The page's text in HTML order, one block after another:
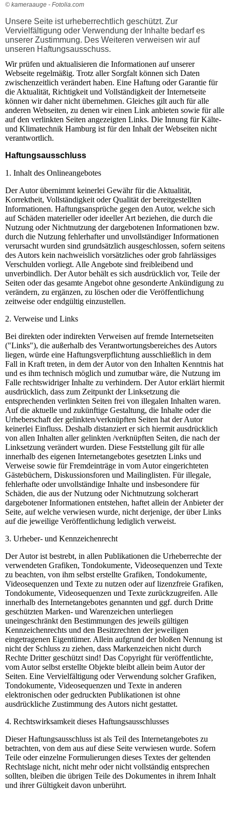
© kameraauge - Fotolia.com
Unsere Seite ist urheberrechtlich geschützt. Zur
Vervielfältigung oder Verwendung der Inhalte bedarf es
unserer Zustimmung. Des Weiteren verweisen wir auf
unseren Haftungsausschuss.
Wir prüfen und aktualisieren die Informationen auf unserer
Webseite regelmäßig. Trotz aller Sorgfalt können sich Daten
zwischenzeitlich verändert haben. Eine Haftung oder Garantie für
die Aktualität, Richtigkeit und Vollständigkeit der Internetseite
können wir daher nicht übernehmen. Gleiches gilt auch für alle
anderen Webseiten, zu denen wir einen Link anbieten sowie für alle
auf den verlinkten Seiten angezeigten Links. Die Innung für Kälte-
und Klimatechnik Hamburg ist für den Inhalt der Webseiten nicht
verantwortlich.
Haftungsausschluss
1. Inhalt des Onlineangebotes
Der Autor übernimmt keinerlei Gewähr für die Aktualität,
Korrektheit, Vollständigkeit oder Qualität der bereitgestellten
Informationen. Haftungsansprüche gegen den Autor, welche sich
auf Schäden materieller oder ideeller Art beziehen, die durch die
Nutzung oder Nichtnutzung der dargebotenen Informationen bzw.
durch die Nutzung fehlerhafter und unvollständiger Informationen
verursacht wurden sind grundsätzlich ausgeschlossen, sofern seitens
des Autors kein nachweislich vorsätzliches oder grob fahrlässiges
Verschulden vorliegt. Alle Angebote sind freibleibend und
unverbindlich. Der Autor behält es sich ausdrücklich vor, Teile der
Seiten oder das gesamte Angebot ohne gesonderte Ankündigung zu
verändern, zu ergänzen, zu löschen oder die Veröffentlichung
zeitweise oder endgültig einzustellen.
2. Verweise und Links
Bei direkten oder indirekten Verweisen auf fremde Internetseiten
("Links"), die außerhalb des Verantwortungsbereiches des Autors
liegen, würde eine Haftungsverpflichtung ausschließlich in dem
Fall in Kraft treten, in dem der Autor von den Inhalten Kenntnis hat
und es ihm technisch möglich und zumutbar wäre, die Nutzung im
Falle rechtswidriger Inhalte zu verhindern. Der Autor erklärt hiermit
ausdrücklich, dass zum Zeitpunkt der Linksetzung die
entsprechenden verlinkten Seiten frei von illegalen Inhalten waren.
Auf die aktuelle und zukünftige Gestaltung, die Inhalte oder die
Urheberschaft der gelinkten/verknüpften Seiten hat der Autor
keinerlei Einfluss. Deshalb distanziert er sich hiermit ausdrücklich
von allen Inhalten aller gelinkten /verknüpften Seiten, die nach der
Linksetzung verändert wurden. Diese Feststellung gilt für alle
innerhalb des eigenen Internetangebotes gesetzten Links und
Verweise sowie für Fremdeinträge in vom Autor eingerichteten
Gästebüchern, Diskussionsforen und Mailinglisten. Für illegale,
fehlerhafte oder unvollständige Inhalte und insbesondere für
Schäden, die aus der Nutzung oder Nichtnutzung solcherart
dargebotener Informationen entstehen, haftet allein der Anbieter der
Seite, auf welche verwiesen wurde, nicht derjenige, der über Links
auf die jeweilige Veröffentlichung lediglich verweist.
3. Urheber- und Kennzeichenrecht
Der Autor ist bestrebt, in allen Publikationen die Urheberrechte der
verwendeten Grafiken, Tondokumente, Videosequenzen und Texte
zu beachten, von ihm selbst erstellte Grafiken, Tondokumente,
Videosequenzen und Texte zu nutzen oder auf lizenzfreie Grafiken,
Tondokumente, Videosequenzen und Texte zurückzugreifen. Alle
innerhalb des Internetangebotes genannten und ggf. durch Dritte
geschützten Marken- und Warenzeichen unterliegen
uneingeschränkt den Bestimmungen des jeweils gültigen
Kennzeichenrechts und den Besitzrechten der jeweiligen
eingetragenen Eigentümer. Allein aufgrund der bloßen Nennung ist
nicht der Schluss zu ziehen, dass Markenzeichen nicht durch
Rechte Dritter geschützt sind! Das Copyright für veröffentlichte,
vom Autor selbst erstellte Objekte bleibt allein beim Autor der
Seiten. Eine Vervielfältigung oder Verwendung solcher Grafiken,
Tondokumente, Videosequenzen und Texte in anderen
elektronischen oder gedruckten Publikationen ist ohne
ausdrückliche Zustimmung des Autors nicht gestattet.
4. Rechtswirksamkeit dieses Haftungsausschlusses
Dieser Haftungsausschluss ist als Teil des Internetangebotes zu
betrachten, von dem aus auf diese Seite verwiesen wurde. Sofern
Teile oder einzelne Formulierungen dieses Textes der geltenden
Rechtslage nicht, nicht mehr oder nicht vollständig entsprechen
sollten, bleiben die übrigen Teile des Dokumentes in ihrem Inhalt
und ihrer Gültigkeit davon unberührt.